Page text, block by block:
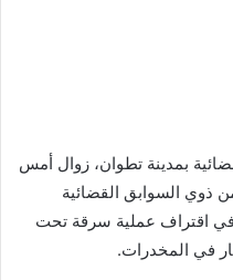
بمدينة تطوان، زوال أمس
ذوي السوابق القضائية
في اقتراف عملية سرقة تحت
في المخدرات.